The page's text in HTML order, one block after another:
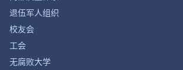
退伍军人组织
校友会
工会
无腐败大学